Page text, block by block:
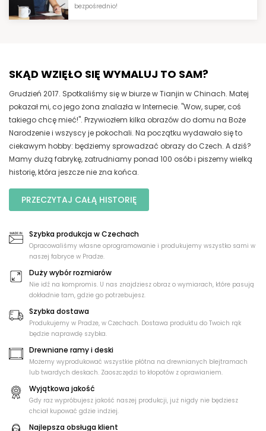
bezpośrednio!
SKĄD WZIĘŁO SIĘ WYMALUJ TO SAM?
Grudzień 2017. Spotkaliśmy się w biurze w Tianjin w Chinach. Matej
pokazał mi, co jego żona znalazła w Internecie. "Wow, super, coś
takiego chcę mieć!". Przywiozłem kilka obrazów do domu na Boże
Narodzenie i wszyscy je pokochali. Na początku wydawało się to
ciekawym hobby: będziemy sprowadzać obrazy do Czech. A dziś?
Mamy dużą fabrykę, zatrudniamy ponad 100 osób i piszemy wielką
historię, która jeszcze nie zna końca.
PRZECZYTAJ CAŁĄ HISTORIĘ
Szybka produkcja w Czechach
Opracowaliśmy własne oprogramowanie i produkujemy wszystko sami w
naszej fabryce w Pradze.
Duży wybór rozmiarów
Nie idź na kompromis. U nas znajdziesz obraz o wymiarach, które pasują
dokładnie tam, gdzie go potrzebujesz.
Szybka dostawa
Produkujemy w Pradze, w Czechach. Dostawa produktu do Twoich rąk
będzie naprawdę szybka.
Drewniane ramy i deski
Możemy wyprodukować wszystkie płótna na drewnianych blejtramach
lub twardych deskach. Zaoszczędzi to kłopotów z oprawianiem.
Wyjątkowa jakość
Gdy raz wypróbujesz jakość naszej produkcji, już nigdy nie będziesz
chciał kupować gdzie indziej.
Najlepsza obsługa klient